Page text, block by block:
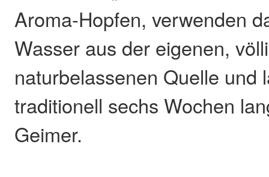
Aroma-Hopfen, verwenden
Wasser aus der eigenen,
naturbelassenen Quelle und
traditionell sechs Wochen
Geimer.